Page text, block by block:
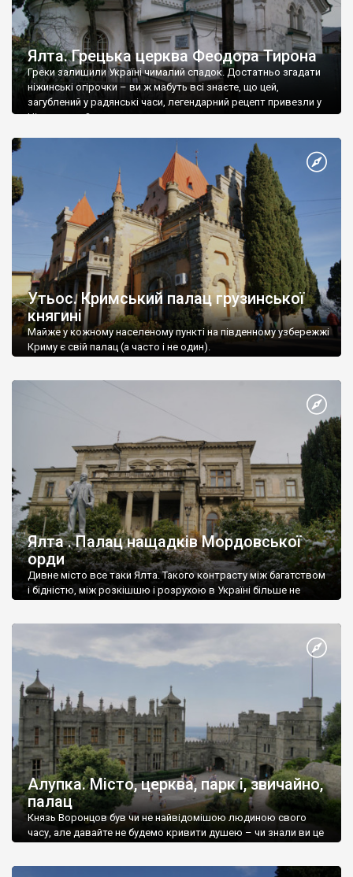
Ялта. Грецька церква Феодора Тирона
Греки залишили Україні чималий спадок. Достатньо згадати
ніжинські огірочки – ви ж мабуть всі знаєте, що цей,
загублений у радянські часи, легендарний рецепт привезли у
Ніжин греки?
Утьос. Кримський палац грузинської
княгині
Майже у кожному населеному пункті на південному узбережжі
Криму є свій палац (а часто і не один).
Ялта . Палац нащадків Мордовської
орди
Дивне місто все таки Ялта. Такого контрасту між багатством
і бідністю, між розкішшю і розрухою в Україні більше не
Алупка. Місто, церква, парк і, звичайно,
палац
Князь Воронцов був чи не найвідомішою людиною свого
часу, але давайте не будемо кривити душею – чи знали ви це